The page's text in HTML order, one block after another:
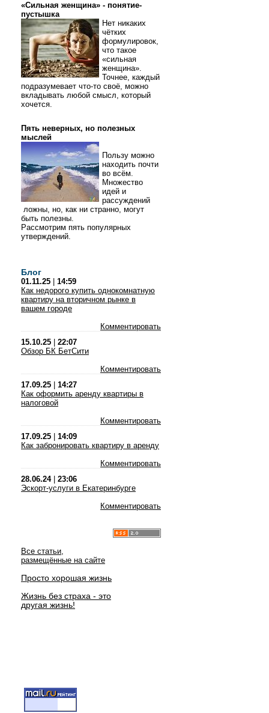
«Сильная женщина» - понятие-
пустышка
Нет никаких
чётких
формулировок,
что такое
«сильная
женщина».
Точнее, каждый
подразумевает что-то своё, можно
вкладывать любой смысл, который
хочется.
Пять неверных, но полезных
мыслей
Пользу можно
находить почти
во всём.
Множество
идей и
рассуждений
ложны, но, как ни странно, могут
быть полезны.
Рассмотрим пять популярных
утверждений.
Блог
01.11.25
14:59
Как недорого купить однокомнатную
квартиру на вторичном рынке в
вашем городе
Комментировать
15.10.25
22:07
Обзор БК БетСити
Комментировать
17.09.25
14:27
Как оформить аренду квартиры в
налоговой
Комментировать
17.09.25
14:09
Как забронировать квартиру в аренду
Комментировать
28.06.24| 23:06
Эскорт-услуги в Екатеринбурге
Комментировать
Все статьи,
размещённые на сайте
Просто хорошая жизнь
Жизнь без страха - это
другая жизнь!